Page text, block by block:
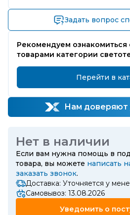
Задать вопрос
Рекомендуем ознакомиться
товарами категории
Перейти в
Нам доверяют
Нет в наличии
Если вам нужна помощь в
товара, вы можете написать
заказать звонок.
Доставка: Уточняется у
Самовывоз: 13.08.2026
Уведомить о